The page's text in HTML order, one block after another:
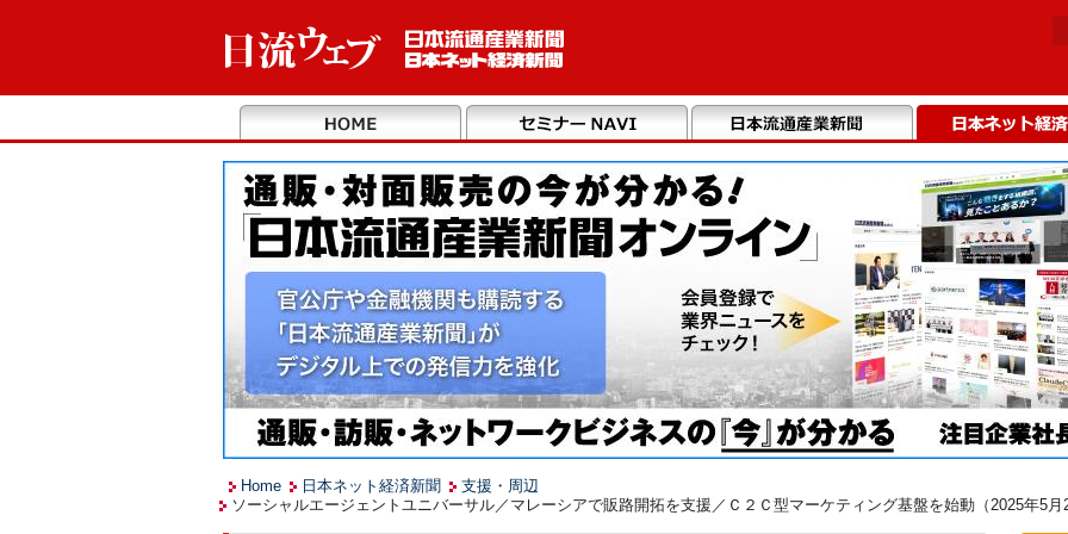
Home 日本ネット経済新聞
支援・周辺
ソーシャルエージェントユニバーサル／マレーシアで販路開拓を支援／Ｃ２Ｃ型マーケティング基盤を始動（2025年5月